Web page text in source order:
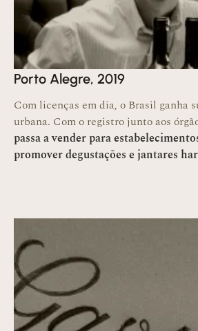
Porto Alegre, 2019
Com licenças em dia, o Brasil ganha
urbana. Com o registro junto aos
passa a vender para
promover degustações e jantares